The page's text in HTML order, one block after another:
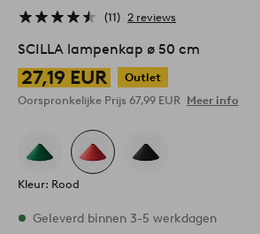
11 2 reviews
SCILLA lampenkap ø 50 cm
27,19 EUR
Outlet
Oorspronkelijke Prijs 67,99 EUR Meer info
Kleur: Rood
Op voorraad
Geleverd binnen 3-5 werkdagen